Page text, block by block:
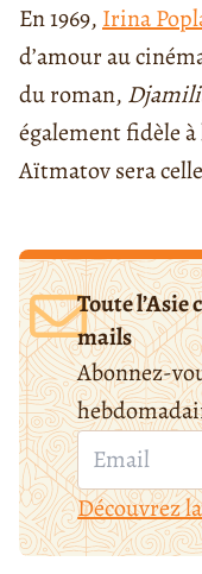
En 1969, Irina
d’amour au
du roman,
également fidèle
Aïtmatov sera
Toute
mails
Abonnez-
Découvrez